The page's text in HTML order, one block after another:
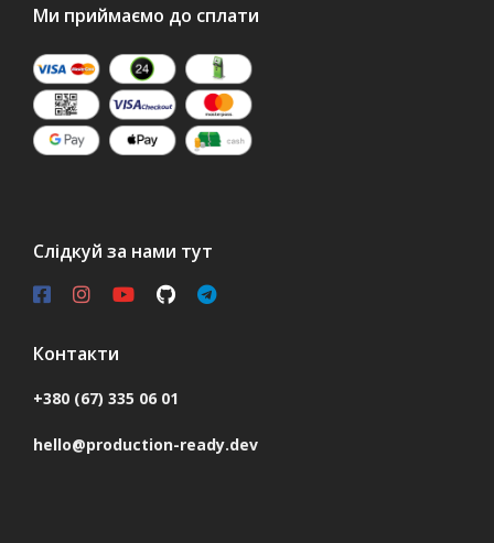
Ми приймаємо до сплати
Слідкуй за нами тут
Контакти
+380 (67) 335 06 01
hello@production-ready.dev